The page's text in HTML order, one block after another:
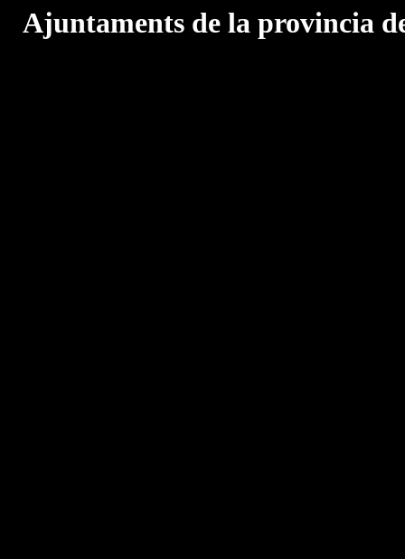
Ajuntaments de la provincia